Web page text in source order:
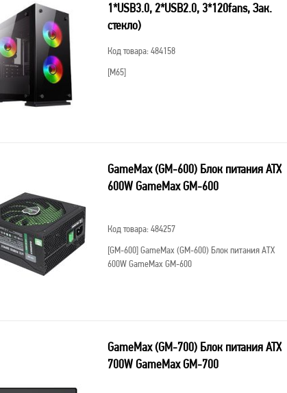
1*USB3.0, 2*USB2.0, 3*120fans, Зак.
стекло)
Код товара: 484158
[M65]
GameMax (GM-600) Блок питания ATX
600W GameMax GM-600
Код товара: 484257
[GM-600]GameMax (GM-600) Блок питания ATX
600W GameMax GM-600
GameMax (GM-700) Блок питания ATX
700W GameMax GM-700